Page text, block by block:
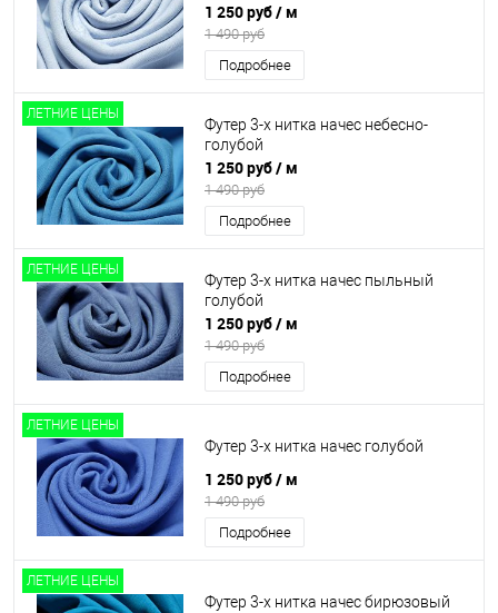
1 250 руб/ м
1 490 руб
Подробнее
ЛЕТНИЕ ЦЕНЫ
Футер 3-х нитка начес небесно-
голубой
1 250 руб/ м
1 490 руб
Подробнее
ЛЕТНИЕ ЦЕНЫ
Футер 3-х нитка начес пыльный
голубой
1 250 руб/ м
1 490 руб
Подробнее
ЛЕТНИЕ ЦЕНЫ
Футер 3-х нитка начес голубой
1 250 руб/ м
1 490 руб
Подробнее
ЛЕТНИЕ ЦЕНЫ
Футер 3-х нитка начес бирюзовый